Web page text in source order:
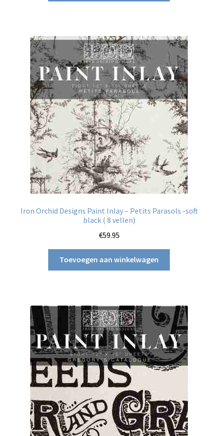
Iron Orchid Designs Paint Inlay – Petits Parasols -soft
black ( 8 vellen)
€59.95
Toevoegen aan winkelwagen